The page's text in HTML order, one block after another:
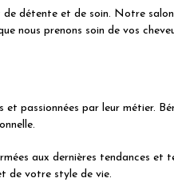
détente et de soin. Notre
nous prenons soin de vos
passionnées par leur métier.
aux dernières tendances et
de votre style de vie.